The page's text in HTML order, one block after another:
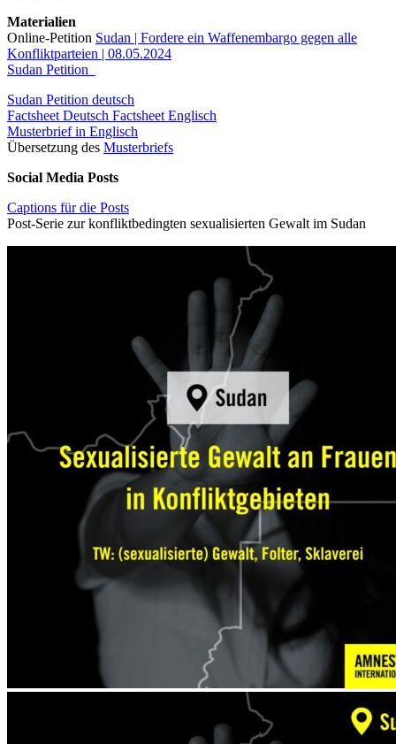
Materialien
Online-Petition Sudan | Fordere ein Waffenembargo gegen alle
Konfliktparteien | 08.05.2024
Sudan Petition_
Sudan Petition deutsch
Factsheet Deutsch Factsheet Englisch
Musterbrief in Englisch
Übersetzung des Musterbriefs
Social Media Posts
Captions für die Posts
Post-Serie zur konfliktbedingten sexualisierten Gewalt im Sudan